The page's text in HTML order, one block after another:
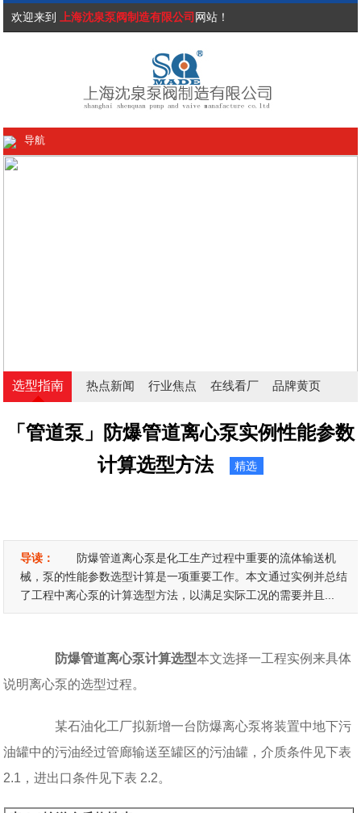
欢迎来到 上海沈泉泵阀制造有限公司 网站！
导航
选型指南 热点新闻 行业焦点 在线看厂 品牌黄页
「管道泵」防爆管道离心泵实例性能参数
计算选型方法
精选
导读：
防爆管道离心泵是化工生产过程中重要的流体输送机
械，泵的性能参数选型计算是一项重要工作。本文通过实例并总结
了工程中离心泵的计算选型方法，以满足实际工况的需要并且...
防爆管道离心泵计算选型本文选择一工程实例来具体
说明离心泵的选型过程。
某石油化工厂拟新增一台防爆离心泵将装置中地下污
油罐中的污油经过管廊输送至罐区的污油罐，介质条件见下表
2.1，进出口条件见下表 2.2。